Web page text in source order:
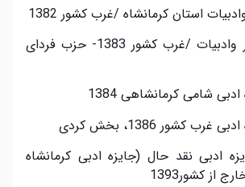
2- داوری شعر وادبیات /غرب کشور 1383- حزب فردای
ادبی نقد حال (جایزه ادبی کرمانشاه
از کشور1393